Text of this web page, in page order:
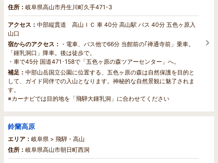
住所： 岐阜県高山市丹生川町久手471-3
アクセス： 中部縦貫道 高山ＩＣ 車 40分 高山駅 バス 40分 五色ヶ原入
山口
宿からのアクセス： ・電車、バス他で66分 当館前の｢禅通寺前」乗車。
「鍾乳洞口」降車。後は徒歩で。
・車で45分 国道471･158で「五色ヶ原の森ツアーセンター」へ。
補足： 中部山岳国立公園に位置する、五色ヶ原の森は自然保護を目的と
して、ガイド同伴での入山となります。神秘的な自然景観に魅了されま
す。
※カーナビでは目的地を「飛騨大鍾乳洞」に合わせてください
鈴蘭高原
エリア： 岐阜県 > 飛騨・高山
住所： 岐阜県高山市朝日町西洞